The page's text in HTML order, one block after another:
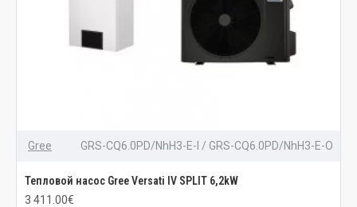
Gree GRS-CQ6.0PD/NhH3-E-I / GRS-CQ6.0PD/NhH3-E-O
Тепловой насос Gree Versati IV SPLIT 6,2kW
3 411.00€